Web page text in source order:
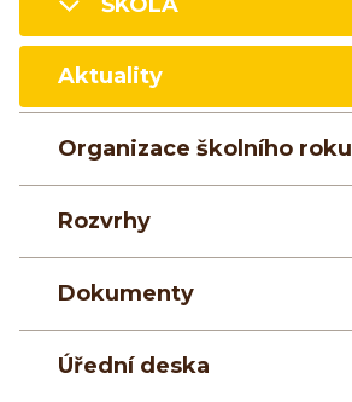
ŠKOLA
Aktuality
Organizace školního roku
Rozvrhy
Dokumenty
Úřední deska